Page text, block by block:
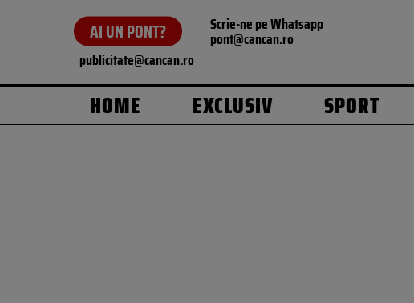
AI UN PONT? Scrie-ne pe Whatsapp
pont@cancan.ro
publicitate@cancan.ro
HOME EXCLUSIV SPORT